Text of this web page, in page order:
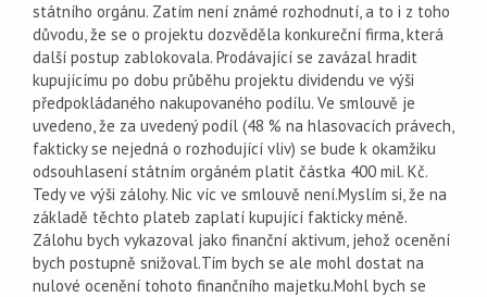
státního orgánu. Zatím není známé rozhodnutí, a to i z toho
důvodu, že se o projektu dozvěděla konkureční firma, která
další postup zablokovala. Prodávající se zavázal hradit
kupujícímu po dobu průběhu projektu dividendu ve výši
předpokládaného nakupovaného podílu. Ve smlouvě je
uvedeno, že za uvedený podíl (48 % na hlasovacích právech,
fakticky se nejedná o rozhodující vliv) se bude k okamžiku
odsouhlasení státním orgáném platit částka 400 mil. Kč.
Tedy ve výši zálohy. Nic víc ve smlouvě není.Myslím si, že na
základě těchto plateb zaplatí kupující fakticky méně.
Zálohu bych vykazoval jako finanční aktivum, jehož ocenění
bych postupně snižoval.Tím bych se ale mohl dostat na
nulové ocenění tohoto finančního majetku.Mohl bych se